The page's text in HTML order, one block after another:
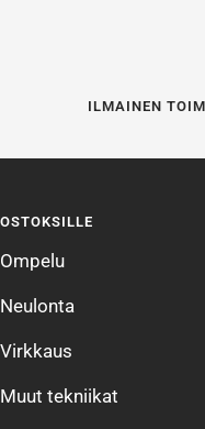
ILMAINEN
OSTOKSILLE
Ompelu
Neulonta
Virkkaus
Muut tekniikat